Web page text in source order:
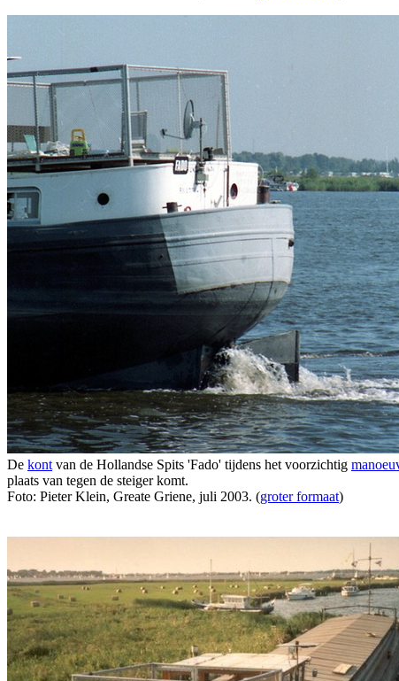
De kont van de Hollandse Spits 'Fado' tijdens het voorzichtig
plaats van tegen de steiger komt.
Foto: Pieter Klein, Greate Griene, juli 2003. (groter formaat)